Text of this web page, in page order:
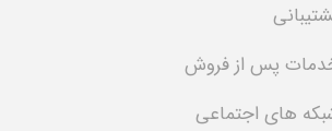
پس از فروش
های اجتماعی